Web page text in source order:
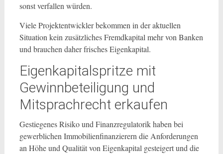
sonst verfallen würden.
Viele Projektentwickler bekommen in der aktuellen
Situation kein zusätzliches Fremdkapital mehr von Banken
und brauchen daher frisches Eigenkapital.
Eigenkapitalspritze mit
Gewinnbeteiligung und
Mitsprachrecht erkaufen
Gestiegenes Risiko und Finanzregulatorik haben bei
gewerblichen Immobilienfinanzierern die Anforderungen
an Höhe und Qualität von Eigenkapital gesteigert und die